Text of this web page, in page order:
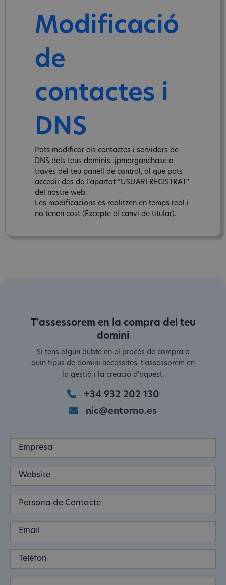
Modificació
de
contactes i
DNS
Pots modificar els contactes i servidors de
DNS dels teus dominis .jpmorganchase a
través del teu panell de control, al que pots
accedir des de l‘apartat “USUARI REGISTRAT”
del nostre web.
Les modificacions es realitzen en temps real i
no tenen cost (Excepte el canvi de titular).
T'assessorem en la compra del teu
domini
Si tens algun dubte en el procés de compra o
quin tipus de domini necessites, t'assessorem en
la gestió i la creació d'aquest.
+34 932 202 130
nic@entorno.es